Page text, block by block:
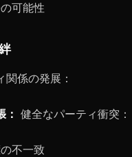
可能性
関係の発展：
： 健全なパーティ衝突：
不一致